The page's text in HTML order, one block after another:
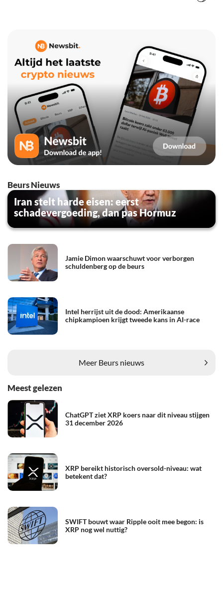
Beurs Nieuws
Iran stelt harde eisen: eerst
schadevergoeding, dan pas Hormuz
Jamie Dimon waarschuwt voor verborgen
schuldenberg op de beurs
Intel herrijst uit de dood: Amerikaanse
chipkampioen krijgt tweede kans in AI-race
Meer Beurs nieuws
Meest gelezen
ChatGPT ziet XRP koers naar dit niveau stijgen
31 december 2026
XRP bereikt historisch oversold-niveau: wat
betekent dat?
SWIFT bouwt waar Ripple ooit mee begon: is
XRP nog wel nuttig?